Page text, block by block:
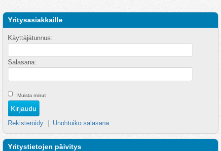
Yritysasiakkaille
Käyttäjätunnus:
Salasana:
Muista minut
Rekisteröidy Unohtuiko salasana
Yritystietojen päivitys